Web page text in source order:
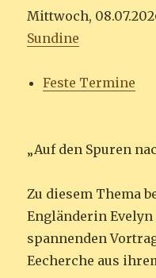
Mittwoch,
Sundine
Feste Termine
„Auf den Spuren
Zu diesem Thema
Engländerin
spannenden
Eecherche aus